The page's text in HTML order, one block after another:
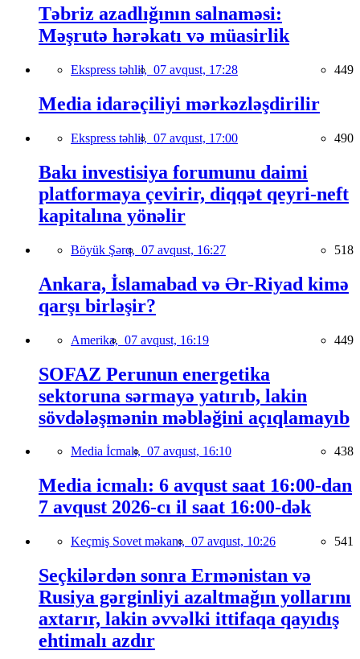
Təbriz azadlığının salnaməsi:
Məşrutə hərəkatı və müasirlik
Ekspress təhlil, 07 avqust, 17:28 449
Media idarəçiliyi mərkəzləşdirilir
Ekspress təhlil, 07 avqust, 17:00 490
Bakı investisiya forumunu daimi
platformaya çevirir, diqqət qeyri-neft
kapitalına yönəlir
Böyük Şərq, 07 avqust, 16:27 518
Ankara, İslamabad və Ər-Riyad kimə
qarşı birləşir?
Amerika, 07 avqust, 16:19 449
SOFAZ Perunun energetika
sektoruna sərmayə yatırıb, lakin
sövdələşmənin məbləğini açıqlamayıb
Media İcmalı, 07 avqust, 16:10 438
Media icmalı: 6 avqust saat 16:00-dan
7 avqust 2026-cı il saat 16:00-dək
Keçmiş Sovet məkanı, 07 avqust, 10:26 541
Seçkilərdən sonra Ermənistan və
Rusiya gərginliyi azaltmağın yollarını
axtarır, lakin əvvəlki ittifaqa qayıdış
ehtimalı azdır